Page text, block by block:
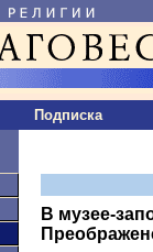
Подписка
В музее-